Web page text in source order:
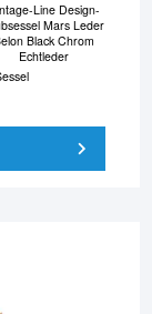
Line Design-
Mars Leder
Black Chrom
Echtleder